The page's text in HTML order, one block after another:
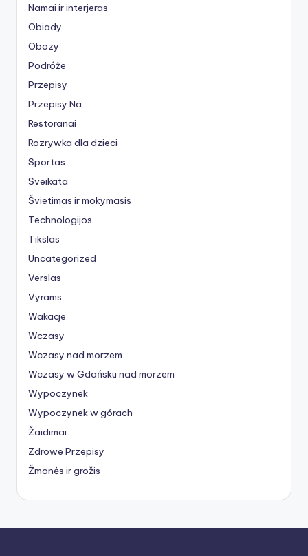
Namai ir interjeras
Obiady
Obozy
Podróże
Przepisy
Przepisy Na
Restoranai
Rozrywka dla dzieci
Sportas
Sveikata
Švietimas ir mokymasis
Technologijos
Tikslas
Uncategorized
Verslas
Vyrams
Wakacje
Wczasy
Wczasy nad morzem
Wczasy w Gdańsku nad morzem
Wypoczynek
Wypoczynek w górach
Žaidimai
Zdrowe Przepisy
Žmonės ir grožis